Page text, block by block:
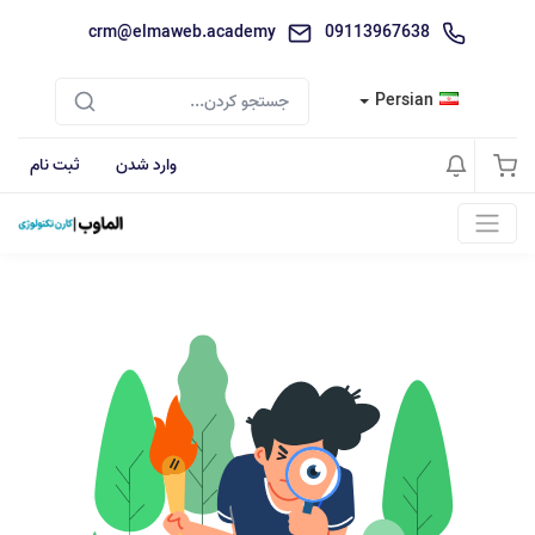
09113967638
crm@elmaweb.academy
Persian
وارد شدن ثبت نام